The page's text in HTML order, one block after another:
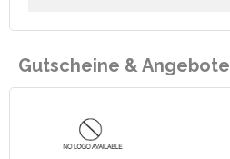
Gutscheine & Angebote